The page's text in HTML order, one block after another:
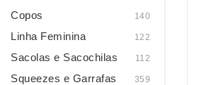
Copos 140
Linha Feminina 122
Sacolas e Sacochilas 112
Squeezes e Garrafas 359